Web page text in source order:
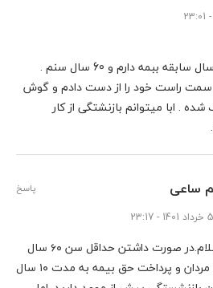
راست خود را از دست دادم و گوش
. ابا میتوانم بازنشتگی از کار
ساعی
5 خرداد 1401 - 23:17
با سلام.در صورت داشتن حداقل سن ۶۰ سال
برای مردان و پرداخت حق بیمه به مدت ۱۰ سال
پاسخ